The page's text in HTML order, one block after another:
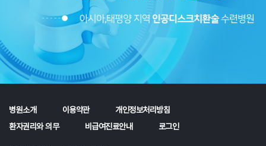
병원소개 이용약관
개인정보처리방침
환자권리와 의무
비급여진료안내 로그인